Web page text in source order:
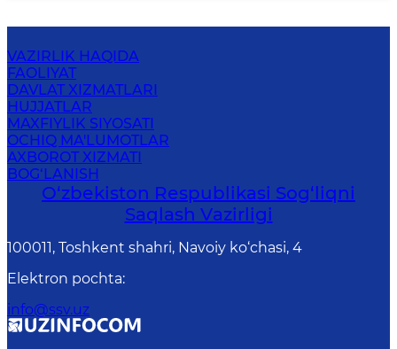
VAZIRLIK HAQIDA
FAOLIYAT
DAVLAT XIZMATLARI
HUJJATLAR
MAXFIYLIK SIYOSATI
OCHIQ MA'LUMOTLAR
AXBOROT XIZMATI
BOG‘LANISH
O‘zbеkistоn Rеspublikаsi Sоg‘liqni
Saqlash Vаzirligi
100011, Toshkent shahri, Navoiy ko‘chаsi, 4
Elektron pochta:
info@ssv.uz